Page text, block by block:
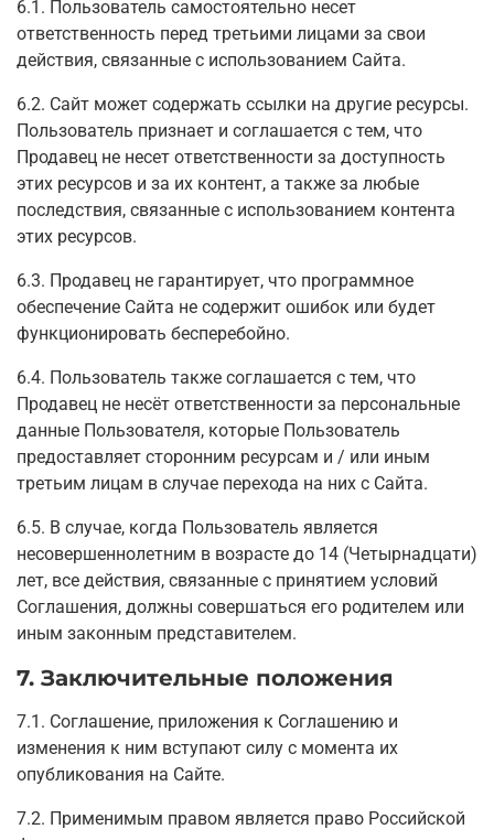
6.1. Пользователь самостоятельно несет
ответственность перед третьими лицами за свои
действия, связанные с использованием Сайта.
6.2. Сайт может содержать ссылки на другие ресурсы.
Пользователь признает и соглашается с тем, что
Продавец не несет ответственности за доступность
этих ресурсов и за их контент, а также за любые
последствия, связанные с использованием контента
этих ресурсов.
6.3. Продавец не гарантирует, что программное
обеспечение Сайта не содержит ошибок или будет
функционировать бесперебойно.
6.4. Пользователь также соглашается с тем, что
Продавец не несёт ответственности за персональные
данные Пользователя, которые Пользователь
предоставляет сторонним ресурсам и / или иным
третьим лицам в случае перехода на них с Сайта.
6.5. В случае, когда Пользователь является
несовершеннолетним в возрасте до 14 (Четырнадцати)
лет, все действия, связанные с принятием условий
Соглашения, должны совершаться его родителем или
иным законным представителем.
7. Заключительные положения
7.1. Соглашение, приложения к Соглашению и
изменения к ним вступают силу с момента их
опубликования на Сайте.
7.2. Применимым правом является право Российской